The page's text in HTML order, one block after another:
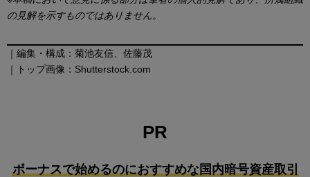
の見解を示すものではありません。
｜編集・構成：菊池友信、佐藤茂
｜トップ画像：Shutterstock.com
PR
ボーナスで始めるのにおすすめな国内暗号資産取引